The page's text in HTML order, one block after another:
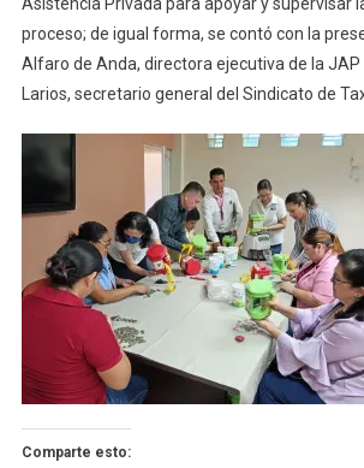
proceso; de igual forma, se contó con la
Alfaro de Anda, directora ejecutiva de la JAP
Larios, secretario general del Sindicato de
Comparte esto: